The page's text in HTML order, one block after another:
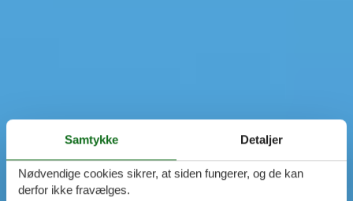
Samtykke Detaljer
Nødvendige cookies sikrer, at siden fungerer, og de kan
derfor ikke fravælges.